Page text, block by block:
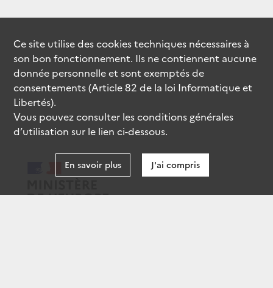
Ce site utilise descookiestechniques nécessaires à
son bon fonctionnement. Ils ne contiennent aucune
donnée personnelle et sont exemptés de
consentements (Article 82 de la loi Informatique et
Libertés).
Vous pouvez consulter les conditions générales
d’utilisation sur le lien ci-dessous.
En savoir plus J'ai compris